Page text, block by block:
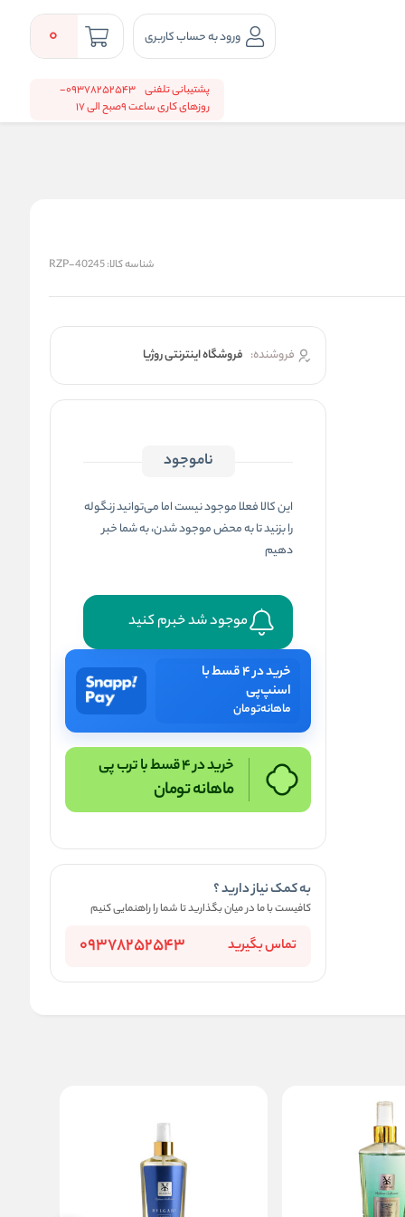
ورود به حساب کاربری 0
پشتیبانی تلفنی
09378252543-
روزهای کاری ساعت 9صبح الی 17
شناسه کالا:RZP-40245
فروشنده: فروشگاه اینترنتی روژیا
ناموجود
این کالا فعلا موجود نیست اما می‌توانید زنگوله
را بزنید تا به محض موجود شدن، به شما خبر
دهیم
موجود شد خبرم کنید
خرید در ۴ قسط با
اسنپ‌پی
ماهانهتومان
خرید در 4 قسط با ترب پی
ماهانهتومان
به کمک نیاز دارید ؟
کافیست با ما در میان بگذارید تا شما را راهنمایی کنیم
تماس بگیرید 09378252543